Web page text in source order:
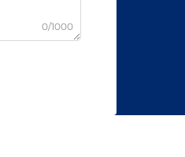
0/1000